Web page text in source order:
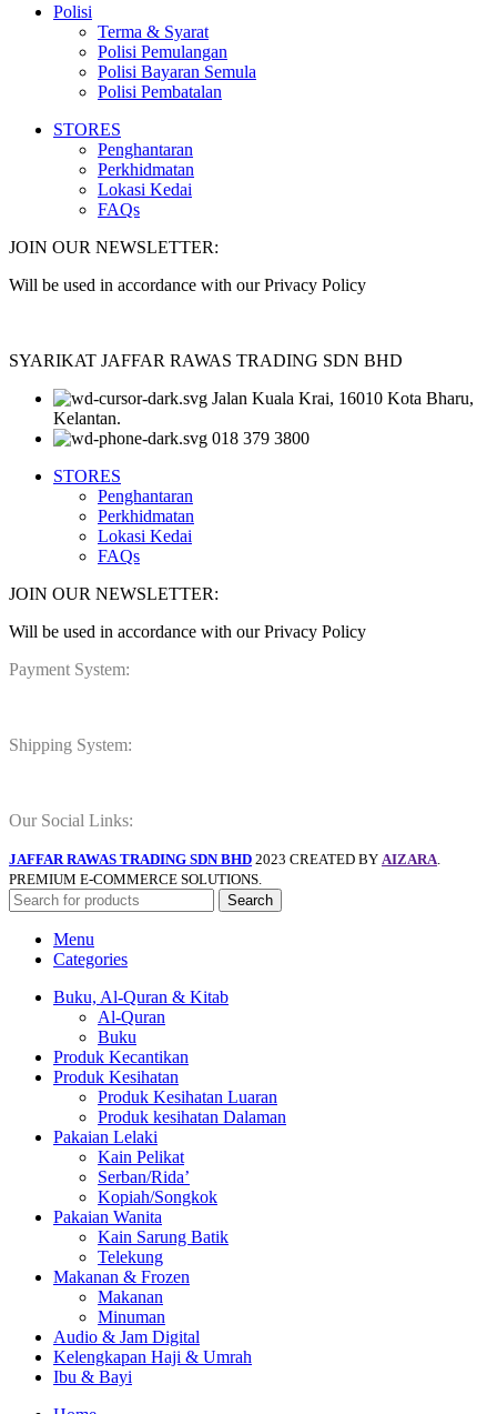
Polisi
Terma & Syarat
Polisi Pemulangan
Polisi Bayaran Semula
Polisi Pembatalan
STORES
Penghantaran
Perkhidmatan
Lokasi Kedai
FAQs
JOIN OUR NEWSLETTER:
Will be used in accordance with our Privacy Policy
SYARIKAT JAFFAR RAWAS TRADING SDN BHD
Jalan Kuala Krai, 16010 Kota Bharu,
Kelantan.
018 379 3800
STORES
Penghantaran
Perkhidmatan
Lokasi Kedai
FAQs
JOIN OUR NEWSLETTER:
Will be used in accordance with our Privacy Policy
Payment System:
Shipping System:
Our Social Links:
JAFFAR RAWAS TRADING SDN BHD 2023 CREATED BY AIZARA
PREMIUM E-COMMERCE SOLUTIONS.
Search
Menu
Categories
Buku, Al-Quran & Kitab
Al-Quran
Buku
Produk Kecantikan
Produk Kesihatan
Produk Kesihatan Luaran
Produk kesihatan Dalaman
Pakaian Lelaki
Kain Pelikat
Serban/Rida’
Kopiah/Songkok
Pakaian Wanita
Kain Sarung Batik
Telekung
Makanan & Frozen
Makanan
Minuman
Audio & Jam Digital
Kelengkapan Haji & Umrah
Ibu & Bayi